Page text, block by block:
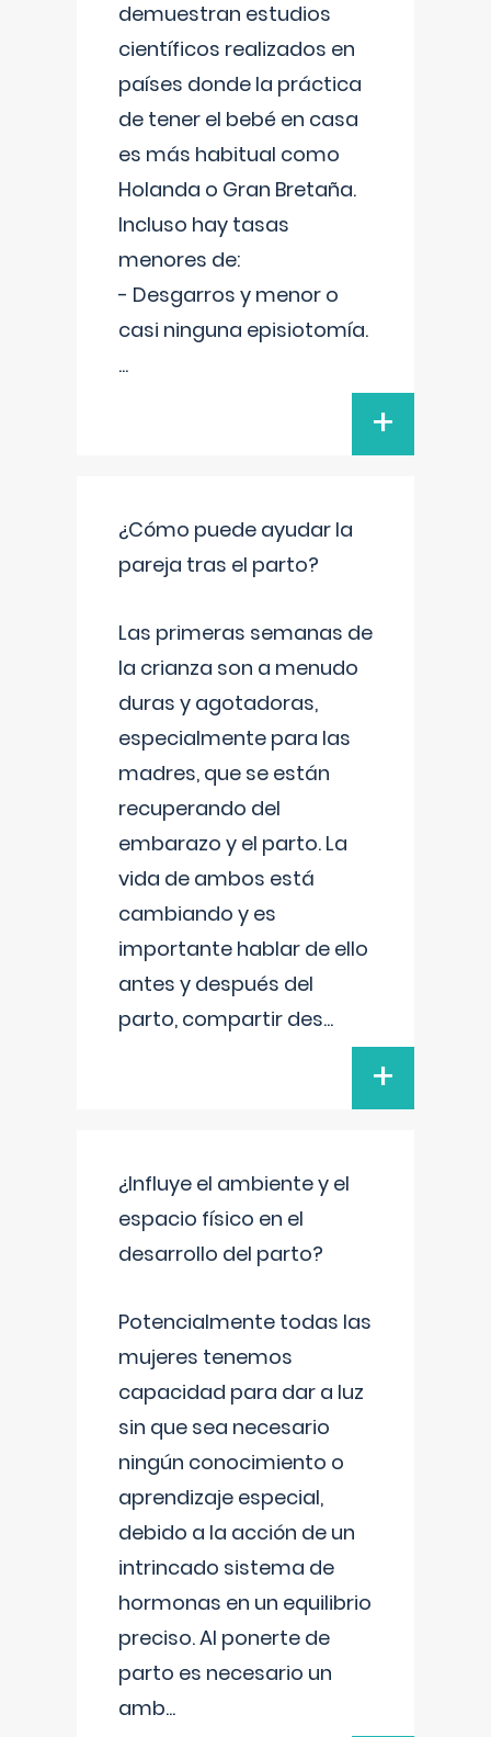
demuestran estudios
científicos realizados en
países donde la práctica
de tener el bebé en casa
es más habitual como
Holanda o Gran Bretaña.
Incluso hay tasas
menores de:
- Desgarros y menor o
casi ninguna episiotomía.
...
+
¿Cómo puede ayudar la
pareja tras el parto?
Las primeras semanas de
la crianza son a menudo
duras y agotadoras,
especialmente para las
madres, que se están
recuperando del
embarazo y el parto. La
vida de ambos está
cambiando y es
importante hablar de ello
antes y después del
parto, compartir des...
+
¿Influye el ambiente y el
espacio físico en el
desarrollo del parto?
Potencialmente todas las
mujeres tenemos
capacidad para dar a luz
sin que sea necesario
ningún conocimiento o
aprendizaje especial,
debido a la acción de un
intrincado sistema de
hormonas en un equilibrio
preciso. Al ponerte de
parto es necesario un
amb...